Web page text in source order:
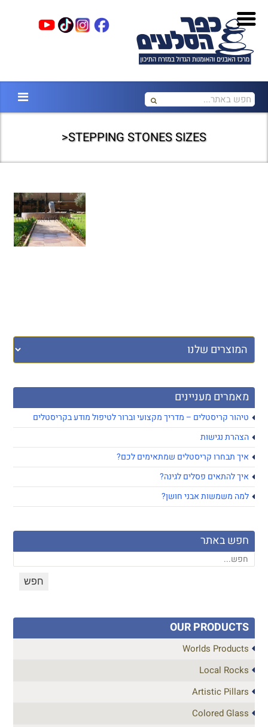
STEPPING STONES SIZES<
מאמרים מעניינים
טיהור קריסטלים – מדריך מקצועי וברור לטיפול מודע בקריסטלים
הצהרת נגישות
איך תבחרו קריסטלים שמתאימים לכם?
איך להתאים פסלים לגינה?
למה משמשות אבני חושן?
חפש באתר
OUR PRODUCTS
Worlds Products
Local Rocks
Artistic Pillars
Colored Glass